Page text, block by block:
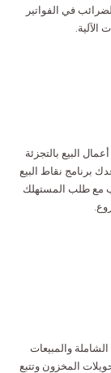
في الفواتير
الآلية.
البيع بالتجزئة
برنامج نقاط البيع
مع طلب المستهلك
والمبيعات
المخزون وتتبع